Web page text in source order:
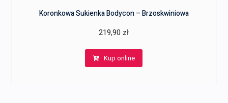
Koronkowa Sukienka Bodycon – Brzoskwiniowa
219,90 zł
Kup online